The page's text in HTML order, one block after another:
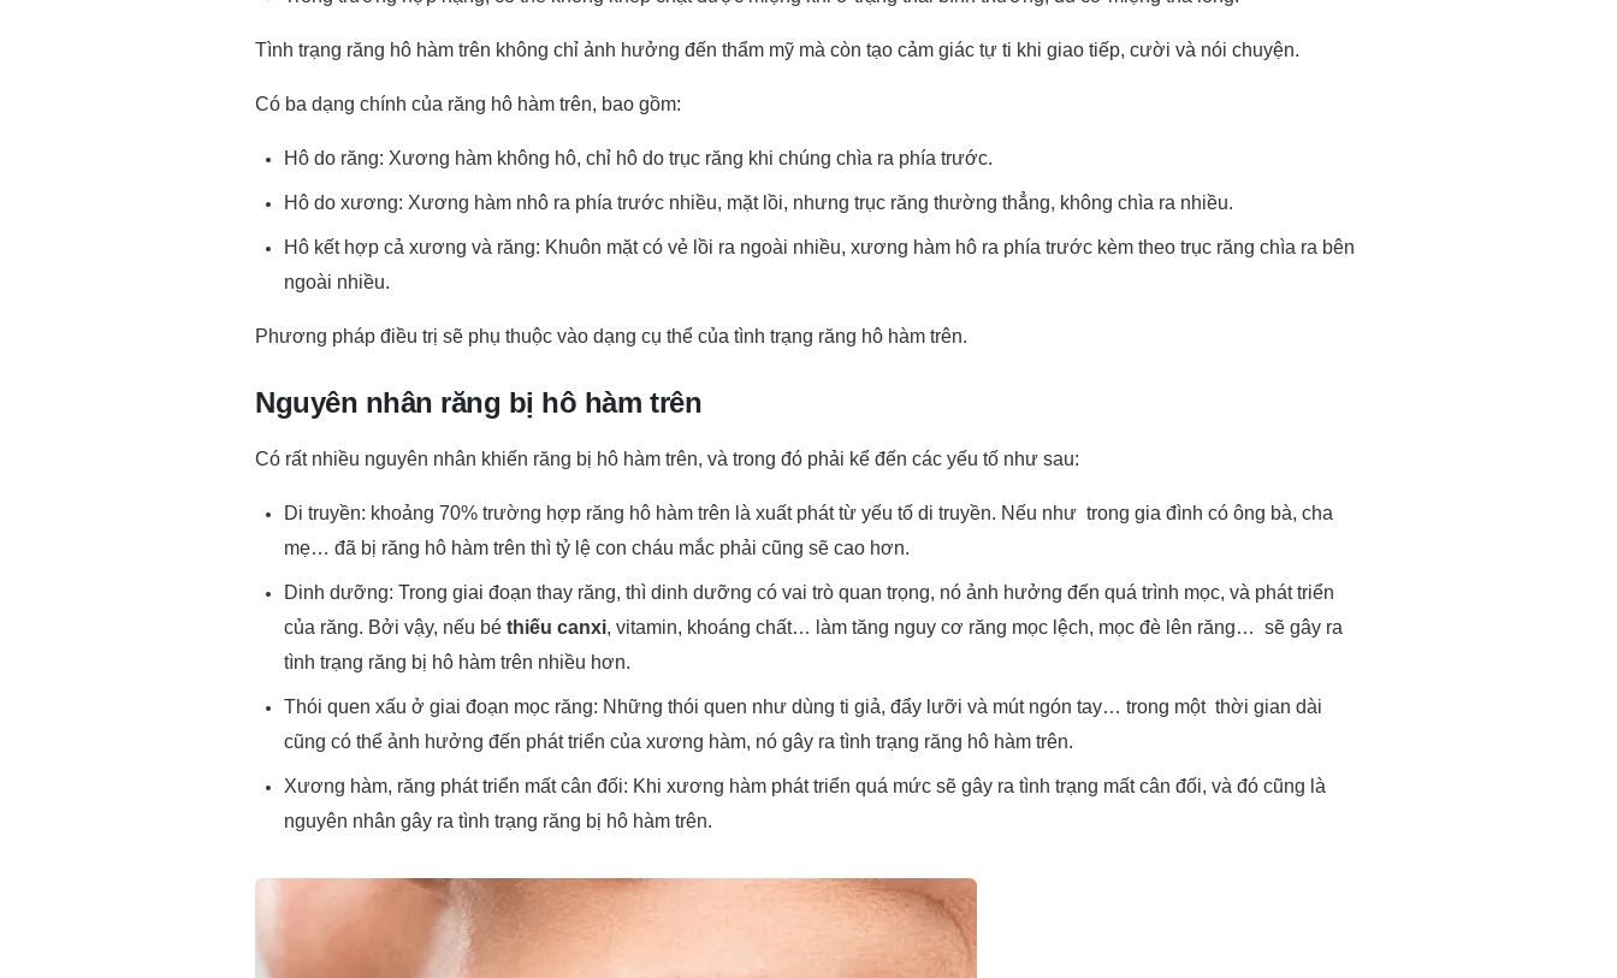
Tình trạng răng hô hàm trên không chỉ ảnh hưởng đến thẩm mỹ mà còn tạo cảm giác tự ti khi giao tiếp, cười và nói chuyện.
Có ba dạng chính của răng hô hàm trên, bao gồm:
Hô do răng: Xương hàm không hô, chỉ hô do trục răng khi chúng chìa ra phía trước.
Hô do xương: Xương hàm nhô ra phía trước nhiều, mặt lồi, nhưng trục răng thường thẳng, không chìa ra nhiều.
Hô kết hợp cả xương và răng: Khuôn mặt có vẻ lồi ra ngoài nhiều, xương hàm hô ra phía trước kèm theo trục răng chìa ra bên
ngoài nhiều.
Phương pháp điều trị sẽ phụ thuộc vào dạng cụ thể của tình trạng răng hô hàm trên.
Nguyên nhân răng bị hô hàm trên
Có rất nhiều nguyên nhân khiến răng bị hô hàm trên, và trong đó phải kể đến các yếu tố như sau:
Di truyền: khoảng 70% trường hợp răng hô hàm trên là xuất phát từ yếu tố di truyền. Nếu như trong gia đình có ông bà, cha
mẹ… đã bị răng hô hàm trên thì tỷ lệ con cháu mắc phải cũng sẽ cao hơn.
Dinh dưỡng: Trong giai đoạn thay răng, thì dinh dưỡng có vai trò quan trọng, nó ảnh hưởng đến quá trình mọc, và phát triển
của răng. Bởi vậy, nếu bé thiếu canxi , vitamin, khoáng chất… làm tăng nguy cơ răng mọc lệch, mọc đè lên răng… sẽ gây ra
tình trạng răng bị hô hàm trên nhiều hơn.
Thói quen xấu ở giai đoạn mọc răng: Những thói quen như dùng ti giả, đẩy lưỡi và mút ngón tay… trong một thời gian dài
cũng có thể ảnh hưởng đến phát triển của xương hàm, nó gây ra tình trạng răng hô hàm trên.
Xương hàm, răng phát triển mất cân đối: Khi xương hàm phát triển quá mức sẽ gây ra tình trạng mất cân đối, và đó cũng là
nguyên nhân gây ra tình trạng răng bị hô hàm trên.